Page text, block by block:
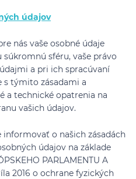
údajov
nás vaše osobné údaje
sféru, vaše právo
a pri ich spracúvaní
s týmito zásadami a
a technické opatrenia na
vašich údajov.
informovať o našich zásadách
údajov na základe
PARLAMENTU A
2016 o ochrane fyzických